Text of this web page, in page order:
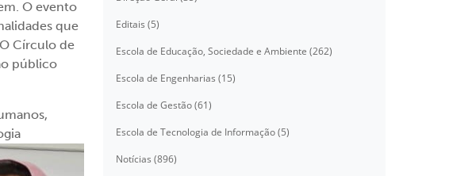
O evento
que
Círculo de
público
Editais (5)
Escola de Educação, Sociedade e Ambiente (262)
Escola de Engenharias (15)
Escola de Gestão (61)
Escola de Tecnologia de Informação (5)
Notícias (896)